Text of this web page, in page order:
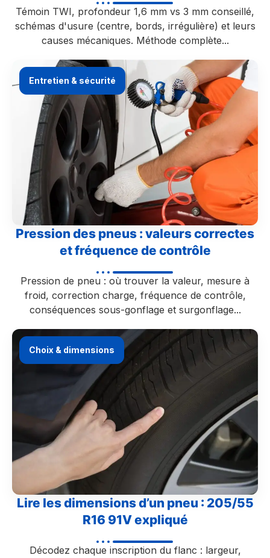
Témoin TWI, profondeur 1,6 mm vs 3 mm conseillé,
schémas d'usure (centre, bords, irrégulière) et leurs
causes mécaniques. Méthode complète...
Entretien & sécurité
Pression des pneus : valeurs correctes
et fréquence de contrôle
Pression de pneu : où trouver la valeur, mesure à
froid, correction charge, fréquence de contrôle,
conséquences sous-gonflage et surgonflage...
Choix & dimensions
Lire les dimensions d’un pneu : 205/55
R16 91V expliqué
Décodez chaque inscription du flanc : largeur,